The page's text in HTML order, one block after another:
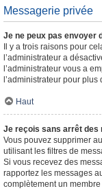
Messagerie privée
Je ne peux pas envoyer
Il y a trois raisons pour
l’administrateur a
l’administrateur vous a
l’administrateur pour plus
Haut
Je reçois sans arrêt des
Vous pouvez supprimer
utilisant les filtres de
Si vous recevez des
rapportez les messages
complètement un